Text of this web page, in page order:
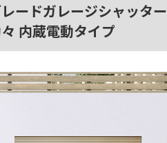
ードガレージシャッター
内蔵電動タイプ